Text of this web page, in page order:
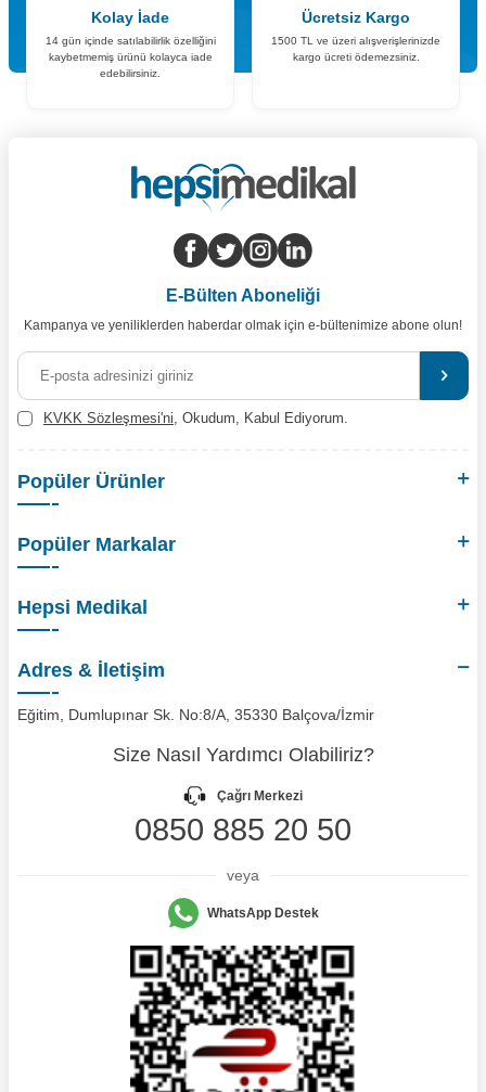
Kolay İade
14 gün içinde satılabilirlik özelliğini
kaybetmemiş ürünü kolayca iade
edebilirsiniz.
Ücretsiz Kargo
1500 TL ve üzeri alışverişlerinizde
kargo ücreti ödemezsiniz.
E-Bülten Aboneliği
Kampanya ve yeniliklerden haberdar olmak için e-bültenimize abone olun!
KVKK Sözleşmesi'ni , Okudum, Kabul Ediyorum.
Popüler Ürünler
Popüler Markalar
Hepsi Medikal
Adres & İletişim
Eğitim, Dumlupınar Sk. No:8/A, 35330 Balçova/İzmir
Size Nasıl Yardımcı Olabiliriz?
Çağrı Merkezi
0850 885 20 50
veya
WhatsApp Destek